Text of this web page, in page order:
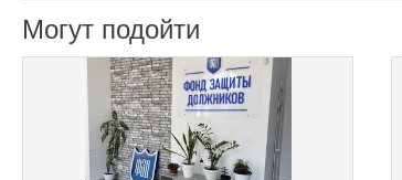
Могут подойти